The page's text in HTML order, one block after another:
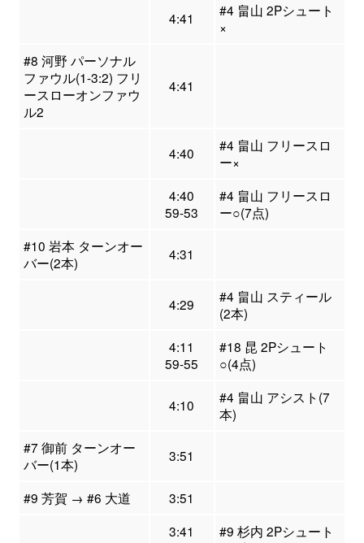
4:41
#4 畠山 2Pシュート
×
#8 河野 パーソナル
ファウル(1-3:2) フリ
ースローオンファウ
ル2
4:41
4:40
#4 畠山 フリースロ
ー×
4:40
59-53
#4 畠山 フリースロ
ー○(7点)
#10 岩本 ターンオー
バー(2本)
4:31
4:29
#4 畠山 スティール
(2本)
4:11
59-55
#18 昆 2Pシュート
○(4点)
4:10
#4 畠山 アシスト(7
本)
#7 御前 ターンオー
バー(1本)
3:51
#9 芳賀 → #6 大道
3:51
3:41
#9 杉内 2Pシュート